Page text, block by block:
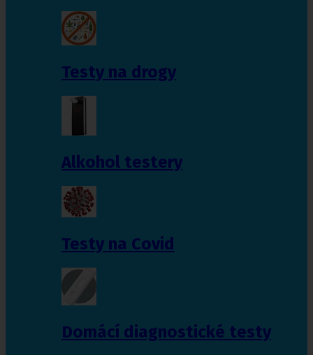
Testy na drogy
Alkohol testery
Testy na Covid
Domácí diagnostické testy